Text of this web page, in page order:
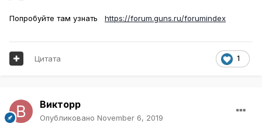
Попробуйте там узнать https://forum.guns.ru/forumindex
1
Цитата
Викторр
Опубликовано November 6, 2019